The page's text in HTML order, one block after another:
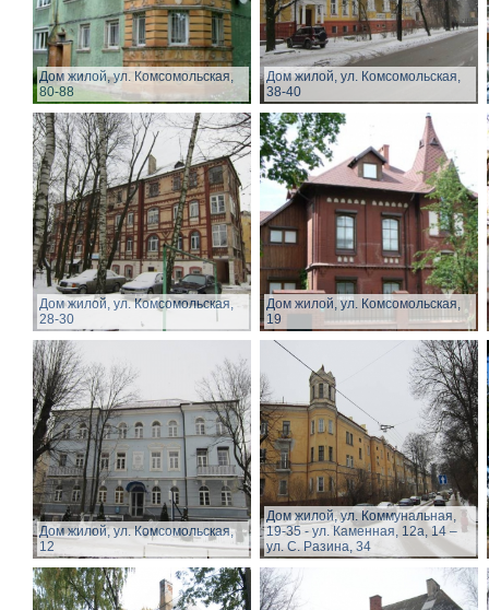
Дом жилой, ул. Комсомольская,
80-88
Дом жилой, ул. Комсомольская,
38-40
Дом жилой, ул. Комсомольская,
28-30
Дом жилой, ул. Комсомольская,
19
Дом жилой, ул. Комсомольская,
12
Дом жилой, ул. Коммунальная,
19-35 - ул. Каменная, 12а, 14 –
ул. С. Разина, 34